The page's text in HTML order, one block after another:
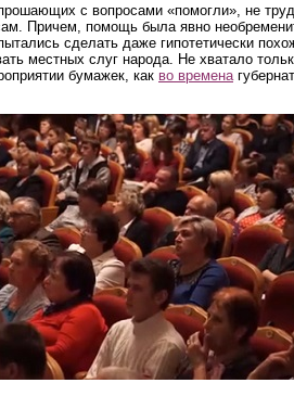
с вопросами «помогли», не
Причем, помощь была явно
сделать даже гипотетически
местных слуг народа. Не хватало
бумажек, как во времена